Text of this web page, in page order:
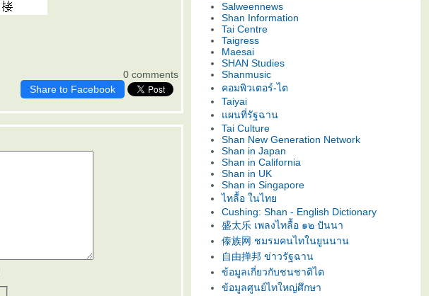
0 comments
Share to Facebook
Salweennews
Shan Information
Tai Centre
Taigress
Maesai
SHAN Studies
Shanmusic
คอมพิวเตอร์-ไต
Taiyai
ผนที่รัฐฉาน
Tai Culture
Shan New Generation Network
Shan in Japan
Shan in California
Shan in UK
Shan in Singapore
ไทลื้อ ในไท
Cushing: Shan - English Dictionary
盛太乐 เพลงไทลื้อ ๑๒ ปันนา
傣族网 ชมรมคนไทในยูนนาน
自由掸邦 ข่าวรัฐฉาน
ข้อมูลเกี่ยวกับชนชาติไต
ข้อมูลศูนย์ไทใหญ่ศึกษา